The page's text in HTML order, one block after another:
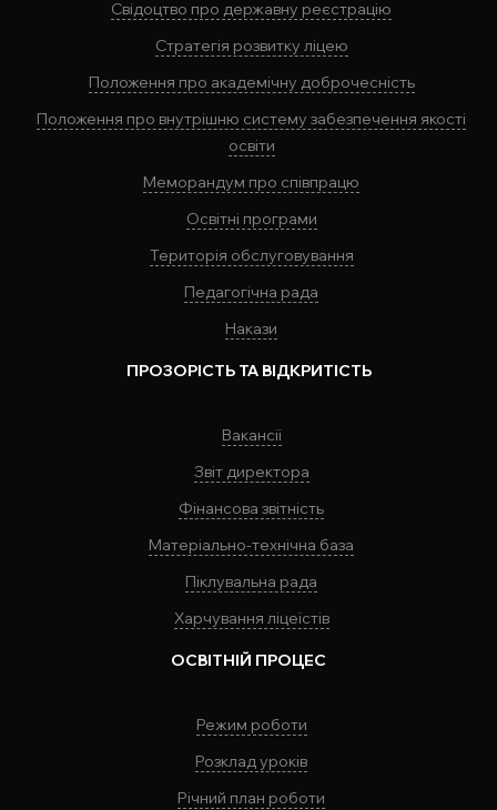
Свідоцтво про державну реєстрацію
Стратегія розвитку ліцею
Положення про академічну доброчесність
Положення про внутрішню систему забезпечення якості
освіти
Меморандум про співпрацю
Освітні програми
Територія обслуговування
Педагогічна рада
Накази
ПРОЗОРІСТЬ ТА ВІДКРИТІСТЬ
Вакансії
Звіт директора
Фінансова звітність
Матеріально-технічна база
Піклувальна рада
Харчування ліцеїстів
ОСВІТНІЙ ПРОЦЕС
Режим роботи
Розклад уроків
Річний план роботи